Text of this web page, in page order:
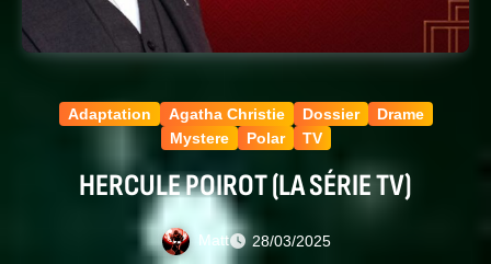
Adaptation Agatha Christie Dossier
Drame
Mystere
Polar TV
HERCULE POIROT (LA SÉRIE TV)
Matt 28/03/2025